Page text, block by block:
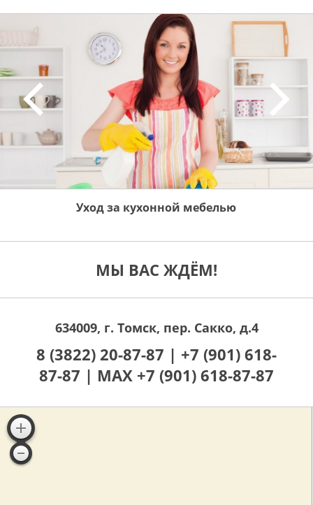
Уход за кухонной мебелью
МЫ ВАС ЖДЁМ!
634009, г. Томск, пер. Сакко, д.4
8 (3822) 20-87-87 | +7 (901) 618-
87-87 | MAX +7 (901) 618-87-87